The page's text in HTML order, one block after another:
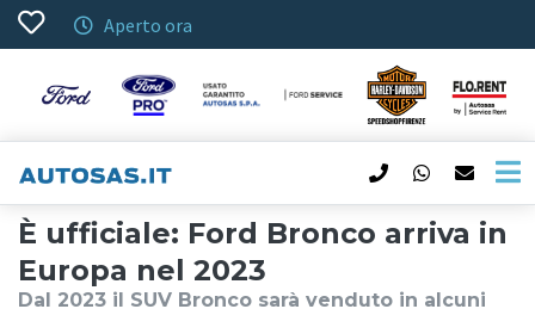
Aperto ora
È ufficiale: Ford Bronco arriva in
Europa nel 2023
Dal 2023 il SUV Bronco sarà venduto in alcuni